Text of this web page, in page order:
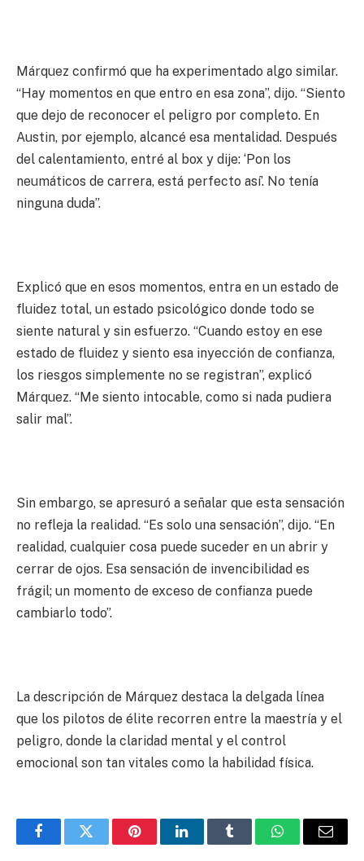
Márquez confirmó que ha experimentado algo similar.
“Hay momentos en que entro en esa zona”, dijo. “Siento
que dejo de reconocer el peligro por completo. En
Austin, por ejemplo, alcancé esa mentalidad. Después
del calentamiento, entré al box y dije: ‘Pon los
neumáticos de carrera, está perfecto así’. No tenía
ninguna duda”.
Explicó que en esos momentos, entra en un estado de
fluidez total, un estado psicológico donde todo se
siente natural y sin esfuerzo. “Cuando estoy en ese
estado de fluidez y siento esa inyección de confianza,
los riesgos simplemente no se registran”, explicó
Márquez. “Me siento intocable, como si nada pudiera
salir mal”.
Sin embargo, se apresuró a señalar que esta sensación
no refleja la realidad. “Es solo una sensación”, dijo. “En
realidad, cualquier cosa puede suceder en un abrir y
cerrar de ojos. Esa sensación de invencibilidad es
frágil; un momento de exceso de confianza puede
cambiarlo todo”.
La descripción de Márquez destaca la delgada línea
que los pilotos de élite recorren entre la maestría y el
peligro, donde la claridad mental y el control
emocional son tan vitales como la habilidad física.
FacebookTwitter PinterestLinkedInTumblr WhatsAppEmail